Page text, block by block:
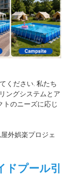
ください. 私たち
ングシステムとア
トのニーズに応じ
外娯楽プロジェ
ドプール引